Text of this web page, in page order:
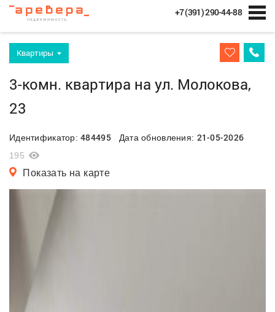
+7 (391) 290-44-88
Квартиры
3-комн. квартира на ул. Молокова,
23
Идентификатор:484495Дата обновления: 21-05-2026
195
Показать на карте